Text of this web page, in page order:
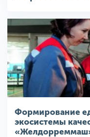
Формирование
экосистемы